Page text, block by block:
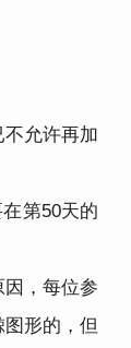
允许再加
第50天的
，每位参
形的，但